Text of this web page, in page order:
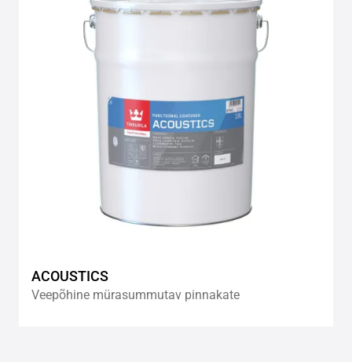
ACOUSTICS
Veepõhine mürasummutav pinnakate